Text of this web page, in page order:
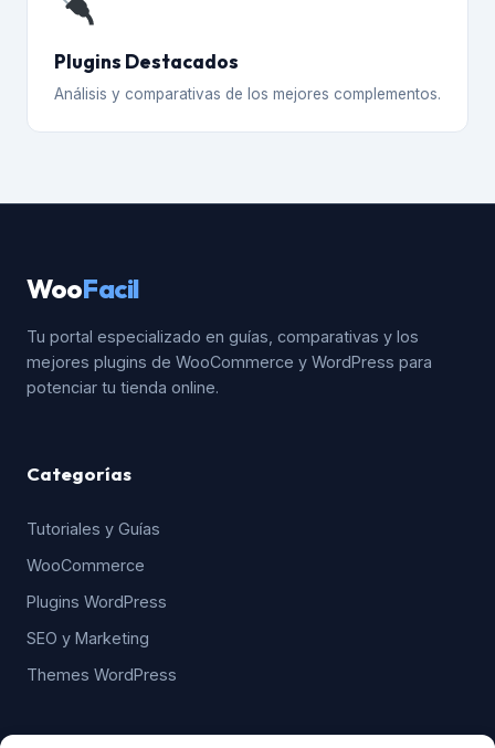
Plugins Destacados
Análisis y comparativas de los mejores complementos.
WooFacil
Tu portal especializado en guías, comparativas y los
mejores plugins de WooCommerce y WordPress para
potenciar tu tienda online.
Categorías
Tutoriales y Guías
WooCommerce
Plugins WordPress
SEO y Marketing
Themes WordPress